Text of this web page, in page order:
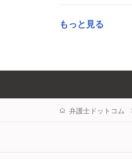
もっと見る
弁護士ドットコム